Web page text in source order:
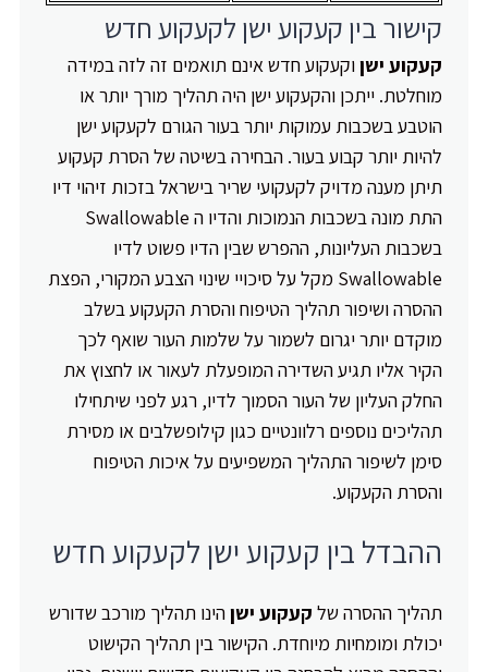
קישור בין קעקוע ישן לקעקוע חדש
קעקוע ישןוקעקוע חדש אינם תואמים זה לזה במידה
מוחלטת. ייתכן והקעקוע ישן היה תהליך מורך יותר או
הוטבע בשכבות עמוקות יותר בעור הגורם לקעקוע ישן
להיות יותר קבוע בעור. הבחירה בשיטה של הסרת קעקוע
תיתן מענה מדויק לקעקועי שריר בישראל בזכות זיהוי דיו
התת מונה בשכבות הנמוכות והדיו ה Swallowable
בשכבות העליונות, ההפרש שבין הדיו פשוט לדיו
Swallowable מקל על סיכויי שינוי הצבע המקורי, הפצת
ההסרה ושיפור תהליך הטיפוח והסרת הקעקוע בשלב
מוקדם יותר יגרום לשמור על שלמות העור שואף לכך
הקיר אליו תגיע השדירה המופעלת לעאור או לחצוץ את
החלק העליון של העור הסמוך לדיו, רגע לפני שיתחילו
תהליכים נוספים רלוונטיים כגון קילופשלבים או מסירת
סימן לשיפור התהליך המשפיעים על איכות הטיפוח
והסרת הקעקוע.
ההבדל בין קעקוע ישן לקעקוע חדש
תהליך ההסרה של קעקוע ישןהינו תהליך מורכב שדורש
יכולת ומומחיות מיוחדת. הקישור בין תהליך הקישוט